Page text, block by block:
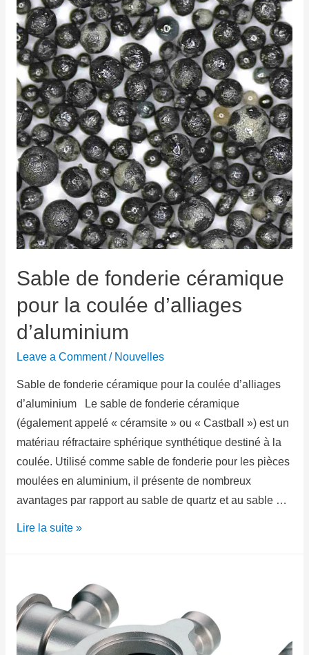
Sable de fonderie céramique
pour la coulée d’alliages
d’aluminium
Leave a Comment / Nouvelles
Sable de fonderie céramique pour la coulée d’alliages
d’aluminium Le sable de fonderie céramique
(également appelé « céramsite » ou « Castball ») est un
matériau réfractaire sphérique synthétique destiné à la
coulée. Utilisé comme sable de fonderie pour les pièces
moulées en aluminium, il présente de nombreux
avantages par rapport au sable de quartz et au sable …
Lire la suite »